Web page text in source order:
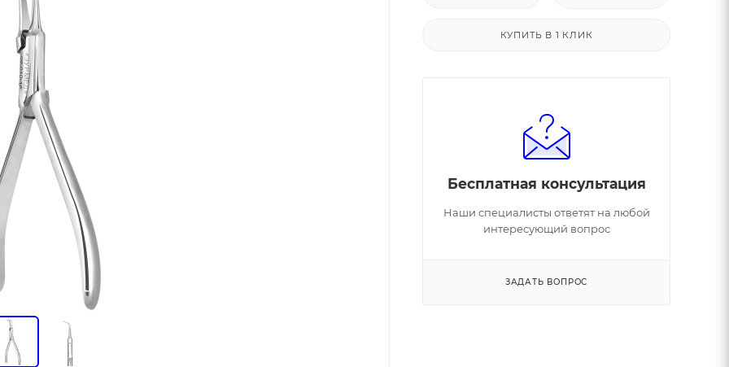
КУПИТЬ В 1 КЛИК
Бесплатная консультация
Наши специалисты ответят на любой
интересующий вопрос
ЗАДАТЬ ВОПРОС